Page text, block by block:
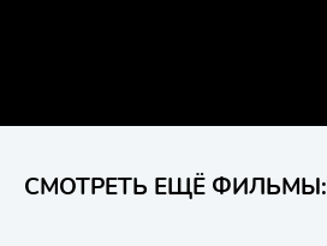
СМОТРЕТЬ ЕЩЁ ФИЛЬМЫ: